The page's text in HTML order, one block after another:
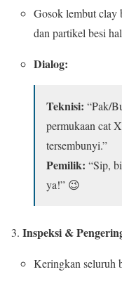
Gosok lembut clay
dan partikel besi
Dialog:
Teknisi: “Pak/
permukaan cat
tersembunyi.”
Pemilik: “Sip,
ya!” 😉
Inspeksi &
Keringkan seluruh